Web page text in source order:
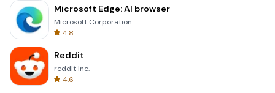
Microsoft Edge: AI browser
Microsoft Corporation
4.8
Reddit
reddit Inc.
4.6